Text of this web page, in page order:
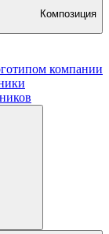
Композиция
компании